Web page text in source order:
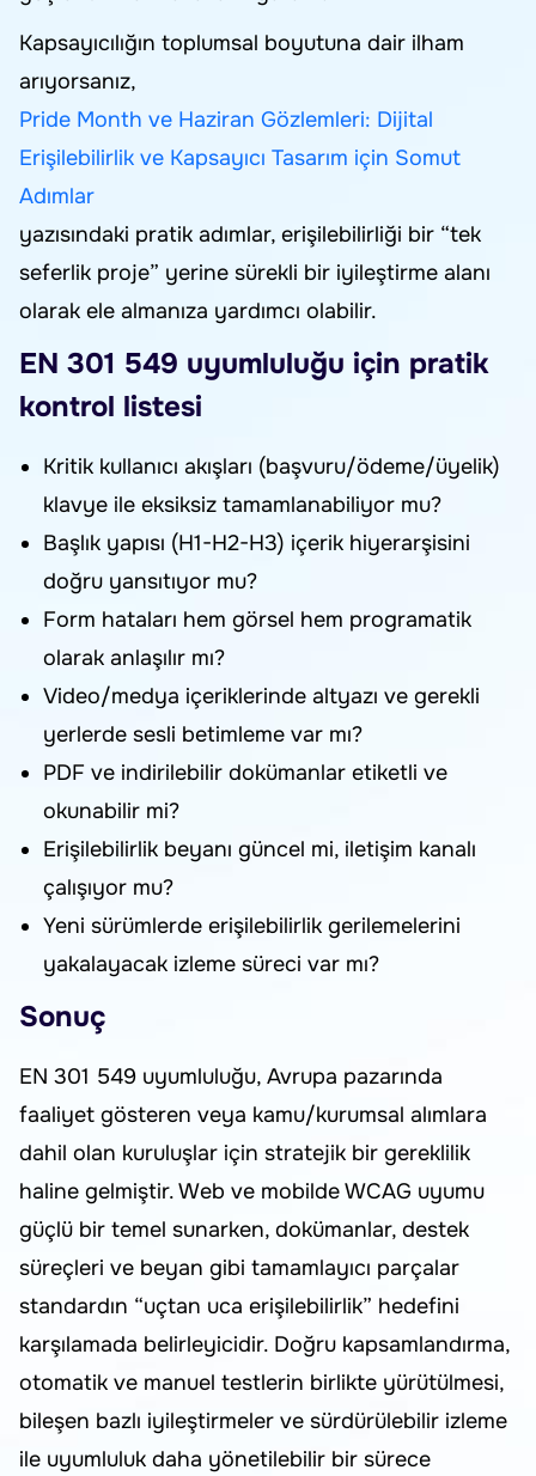
Kapsayıcılığın toplumsal boyutuna dair ilham
arıyorsanız,
Pride Month ve Haziran Gözlemleri: Dijital
Erişilebilirlik ve Kapsayıcı Tasarım için Somut
Adımlar
yazısındaki pratik adımlar, erişilebilirliği bir “tek
seferlik proje” yerine sürekli bir iyileştirme alanı
olarak ele almanıza yardımcı olabilir.
EN 301 549 uyumluluğu için pratik
kontrol listesi
Kritik kullanıcı akışları (başvuru/ödeme/üyelik)
klavye ile eksiksiz tamamlanabiliyor mu?
Başlık yapısı (H1-H2-H3) içerik hiyerarşisini
doğru yansıtıyor mu?
Form hataları hem görsel hem programatik
olarak anlaşılır mı?
Video/medya içeriklerinde altyazı ve gerekli
yerlerde sesli betimleme var mı?
PDF ve indirilebilir dokümanlar etiketli ve
okunabilir mi?
Erişilebilirlik beyanı güncel mi, iletişim kanalı
çalışıyor mu?
Yeni sürümlerde erişilebilirlik gerilemelerini
yakalayacak izleme süreci var mı?
Sonuç
EN 301 549 uyumluluğu, Avrupa pazarında
faaliyet gösteren veya kamu/kurumsal alımlara
dahil olan kuruluşlar için stratejik bir gereklilik
haline gelmiştir. Web ve mobilde WCAG uyumu
güçlü bir temel sunarken, dokümanlar, destek
süreçleri ve beyan gibi tamamlayıcı parçalar
standardın “uçtan uca erişilebilirlik” hedefini
karşılamada belirleyicidir. Doğru kapsamlandırma,
otomatik ve manuel testlerin birlikte yürütülmesi,
bileşen bazlı iyileştirmeler ve sürdürülebilir izleme
ile uyumluluk daha yönetilebilir bir sürece